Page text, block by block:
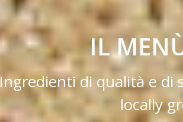
IL
Ingredienti di qualità e di
locally